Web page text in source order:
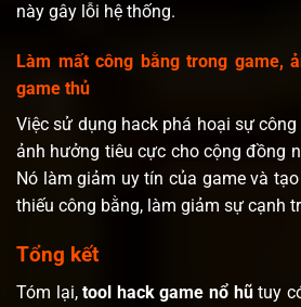
này gây lỗi hệ thống.
Làm mất công bằng trong game,
game thủ
Việc sử dụng hack phá hoại sự
ảnh hưởng tiêu cực cho cộng đồng
Nó làm giảm uy tín của game và
thiếu công bằng, làm giảm sự cạnh
Tổng kết
Tóm lại,tool hack game nổ hũtuy